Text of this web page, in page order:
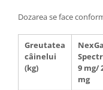
Dozarea se face
Greutatea
câinelui
(kg)
9 mg/
mg